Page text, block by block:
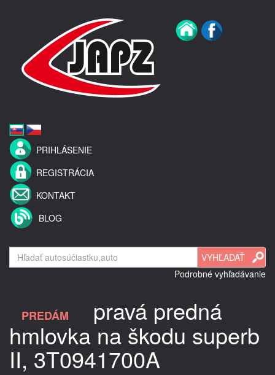
PRIHLÁSENIE
REGISTRÁCIA
KONTAKT
BLOG
Podrobné vyhľadávanie
PREDÁM pravá predná
hmlovka na škodu superb
II, 3T0941700A